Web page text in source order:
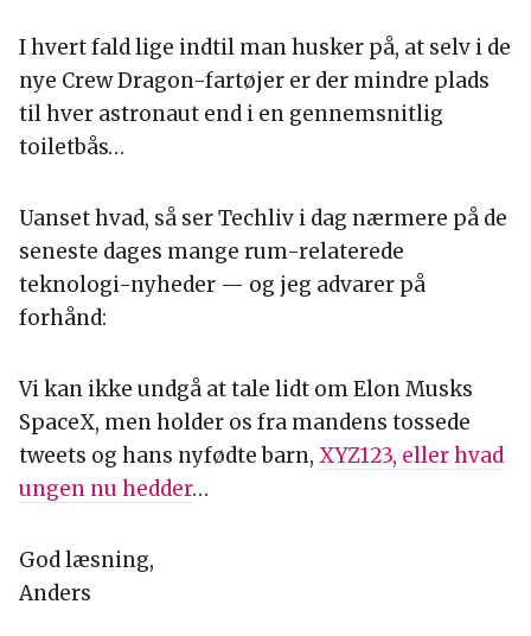
I hvert fald lige indtil man husker på, at selv i de
nye Crew Dragon-fartøjer er der mindre plads
til hver astronaut end i en gennemsnitlig
toiletbås…
Uanset hvad, så ser Techliv i dag nærmere på de
seneste dages mange rum-relaterede
teknologi-nyheder — og jeg advarer på
forhånd:
Vi kan ikke undgå at tale lidt om Elon Musks
SpaceX, men holder os fra mandens tossede
tweets og hans nyfødte barn, XYZ123, eller hvad
ungen nu hedder…
God læsning,
Anders